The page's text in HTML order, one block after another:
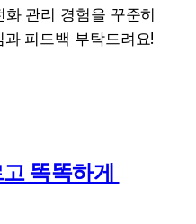
관리 경험을 꾸준히
피드백 부탁드려요!
똑똑하게